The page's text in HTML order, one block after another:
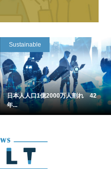
Sustainable
日本人人口1億2000万人割れ 42
年...